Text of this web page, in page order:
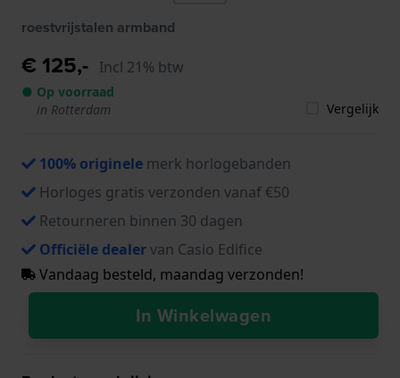
roestvrijstalen armband
€ 125,- Incl 21% btw
● Op voorraad
in Rotterdam
Vergelijk
100% originele merk horlogebanden
Horloges gratis verzonden vanaf €50
Retourneren binnen 30 dagen
Officiële dealervan Casio Edifice
Vandaag besteld, maandag verzonden!
In Winkelwagen